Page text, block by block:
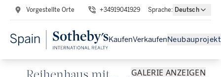
Vorgestellte Orte +34919041929 Sprache: Deutsch
KaufenVerkaufen
GALERIE ANZEIGEN